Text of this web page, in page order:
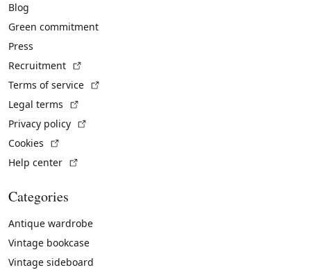
Blog
Green commitment
Press
Recruitment
Terms of service
Legal terms
Privacy policy
Cookies
Help center
Categories
Antique wardrobe
Vintage bookcase
Vintage sideboard